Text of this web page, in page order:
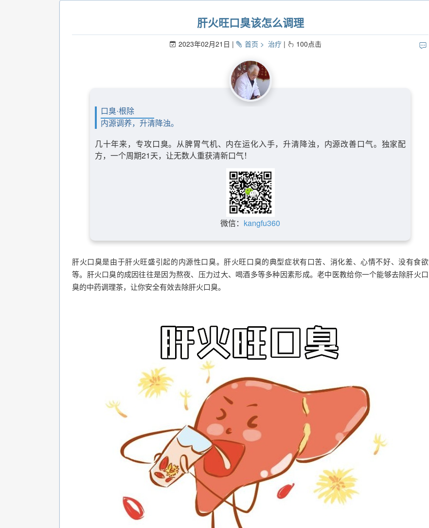
肝火旺口臭该怎么调理
2023年02月21日 首页 治疗 100点击
口臭·根除
内源调养，升清降浊。
几十年来，专攻口臭。从脾胃气机、内在运化入手，升清降浊，内源改善口气。独家配
方，一个周期21天，让无数人重获清新口气！
微信： kangfu360
肝火口臭是由于肝火旺盛引起的内源性口臭。肝火旺口臭的典型症状有口苦、消化差、心情不好、没有食欲
等。肝火口臭的成因往往是因为熬夜、压力过大、喝酒多等多种因素形成。老中医教给你一个能够去除肝火口
臭的中药调理茶，让你安全有效去除肝火口臭。